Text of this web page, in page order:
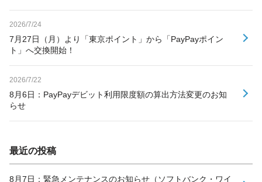
2026/7/24
7月27日（月）より「東京ポイント」から「PayPayポイン
ト」へ交換開始！
2026/7/22
8月6日：PayPayデビット利用限度額の算出方法変更のお知
らせ
最近の投稿
8月7日：緊急メンテナンスのお知らせ（ソフトバンク・ワイ